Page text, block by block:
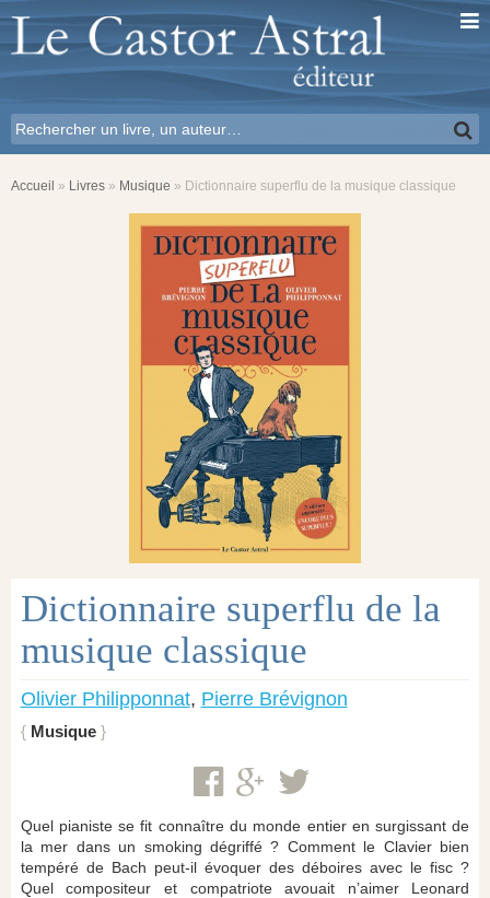
Accueil » Livres » Musique » Dictionnaire superflu de la musique classique
Dictionnaire superflu de la
musique classique
Olivier Philipponnat, Pierre Brévignon
Musique
Quel pianiste se fit connaître du monde entier en surgissant de
la mer dans un smoking dégriffé ? Comment le Clavier bien
tempéré de Bach peut-il évoquer des déboires avec le fisc ?
Quel compositeur et compatriote avouait n’aimer Leonard